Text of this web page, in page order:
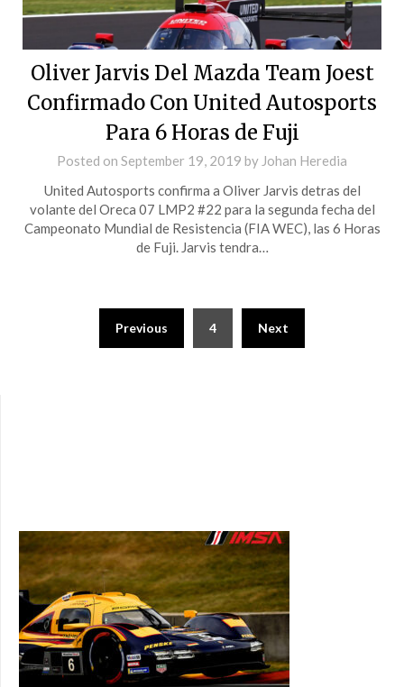
Oliver Jarvis Del Mazda Team Joest
Confirmado Con United Autosports
Para 6 Horas de Fuji
Posted on September 19, 2019 by Johan Heredia
United Autosports confirma a Oliver Jarvis detras del
volante del Oreca 07 LMP2 #22 para la segunda fecha del
Campeonato Mundial de Resistencia (FIA WEC), las 6 Horas
de Fuji. Jarvis tendra…
Previous 4 Next